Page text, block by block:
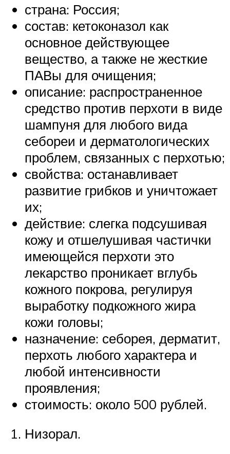
страна: Россия;
состав: кетоконазол как
основное действующее
вещество, а также не жесткие
ПАВы для очищения;
описание: распространенное
средство против перхоти в виде
шампуня для любого вида
себореи и дерматологических
проблем, связанных с перхотью;
свойства: останавливает
развитие грибков и уничтожает
их;
действие: слегка подсушивая
кожу и отшелушивая частички
имеющейся перхоти это
лекарство проникает вглубь
кожного покрова, регулируя
выработку подкожного жира
кожи головы;
назначение: себорея, дерматит,
перхоть любого характера и
любой интенсивности
проявления;
стоимость: около 500 рублей.
Низорал.